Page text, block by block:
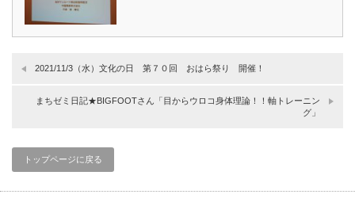
2021/11/3（水）文化の日 第７０回 おはら祭り 開催！
まちゼミ日記★BIGFOOTさん「目からウロコ身体理論！！軸トレーニン
グ」
トップページに戻る